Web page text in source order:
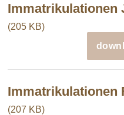
Immatrikulationen
(205 KB)
Immatrikulationen
(207 KB)